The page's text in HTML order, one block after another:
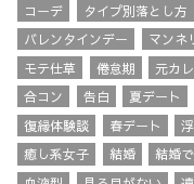
コーデ
タイプ別落とし方
バレンタインデー
マンネ
モテ仕草
倦怠期 元カレ
合コン
告白 夏デート
復縁体験談
春デート
癒し系女子
結婚 結婚